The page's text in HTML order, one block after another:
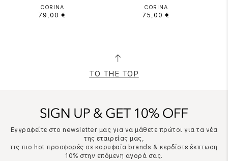
CORINA
79,00 €
CORINA
75,00 €
TO THE TOP
Εγγραφείτε στο newsletter μας για να μάθετε πρώτοι για τα νέα
της εταιρείας μας,
τις πιο hot προσφορές σε κορυφαία brands & κερδίστε έκπτωση
10% στην επόμενη αγορά σας.